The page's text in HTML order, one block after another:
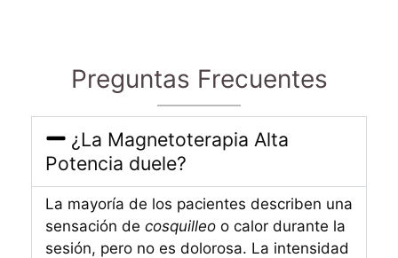
Preguntas Frecuentes
¿La Magnetoterapia Alta
Potencia duele?
La mayoría de los pacientes describen una
sensación de cosquilleo o calor durante la
sesión, pero no es dolorosa. La intensidad